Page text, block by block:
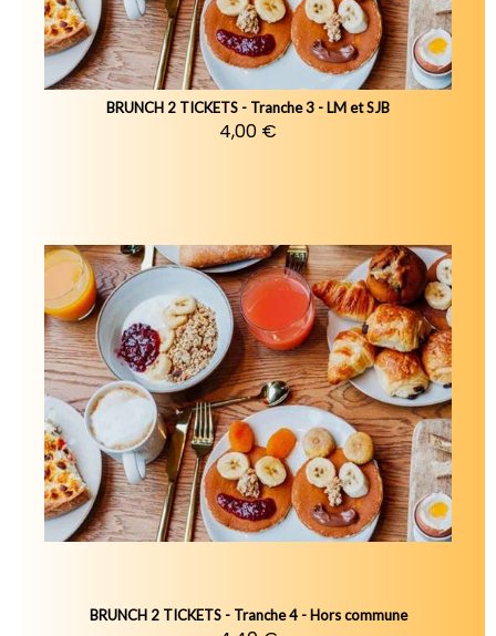
BRUNCH 2 TICKETS - Tranche 3 - LM et SJB
4,00 €
BRUNCH 2 TICKETS - Tranche 4 - Hors commune